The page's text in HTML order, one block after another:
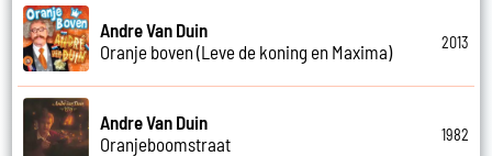
Andre Van Duin
Oranje boven (Leve de koning en Maxima)
2013
Andre Van Duin
Oranjeboomstraat
1982